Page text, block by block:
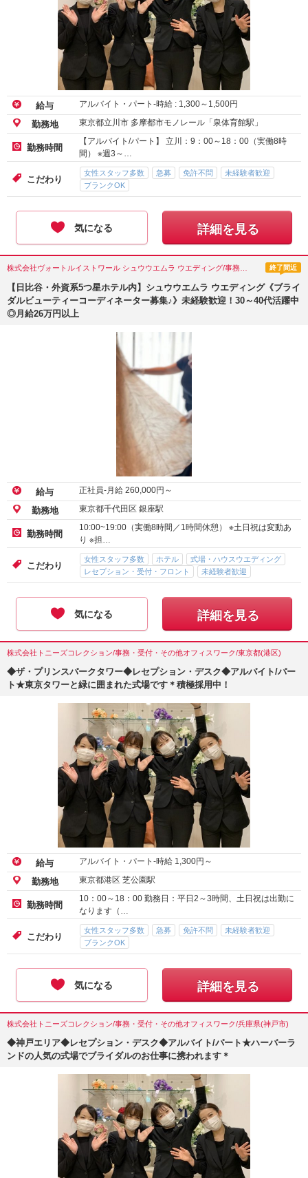
給与 アルバイト・パート-時給 : 1,300～ 1,500円
勤務地 東京都立川市 多摩都市モノレール「泉体育館駅」
勤務時間
【アルバイト/パート】 立川：9：00～18：00（実働8時
間） ※週3～…
こだわり
女性スタッフ多数 急募 免許不問
未経験者歓迎
ブランクOK
気になる 詳細を見る
終了間近
【日比谷・外資系5つ星ホテル内】シュウウエムラ ウエディング《ブライ
ダルビューティーコーディネーター募集♪》未経験歓迎！30～40代活躍中
◎月給26万円以上
給与 正社員-月給 260,000円～
勤務地 東京都千代田区 銀座駅
勤務時間
10:00~19:00（実働8時間／1時間休憩） ※土日祝は変動あ
り ※担…
こだわり
女性スタッフ多数 ホテル
式場・ハウスウエディング
レセプション・受付・フロント
未経験者歓迎
気になる 詳細を見る
株式会社トニーズコレクション/事務・受付・その他オフィスワーク/東京都(港区)
◆ザ・プリンスパークタワー◆レセプション・デスク◆アルバイト/パー
ト★東京タワーと緑に囲まれた式場です＊積極採用中！
給与 アルバイト・パート-時給 1,300円～
勤務地 東京都港区 芝公園駅
勤務時間
10：00～18：00 勤務日：平日2～3時間、土日祝は出勤に
なります（…
こだわり
女性スタッフ多数 急募 免許不問
未経験者歓迎
ブランクOK
気になる 詳細を見る
株式会社トニーズコレクション/事務・受付・その他オフィスワーク/兵庫県(神戸市)
◆神戸エリア◆レセプション・デスク◆アルバイト/パート★ハーバーラ
ンドの人気の式場でブライダルのお仕事に携われます＊